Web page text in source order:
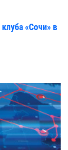
«Сочи» в